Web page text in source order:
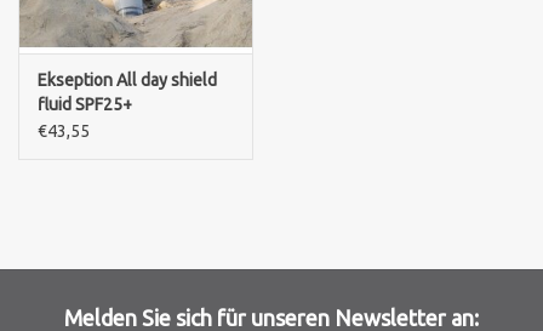
Ekseption All day shield
fluid SPF25+
€43,55
Melden Sie sich für unseren Newsletter an: